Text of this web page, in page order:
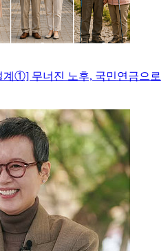
계①] 무너진 노후, 국민연금으로